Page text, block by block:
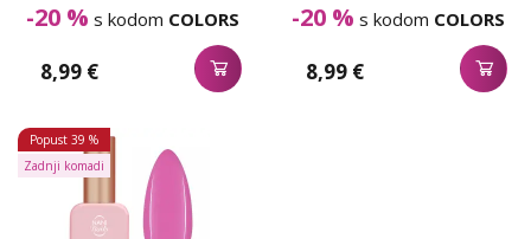
-20 % s kodom COLORS
8,99 €
-20 % s kodom COLORS
8,99 €
Popust 39 %
Zadnji komadi